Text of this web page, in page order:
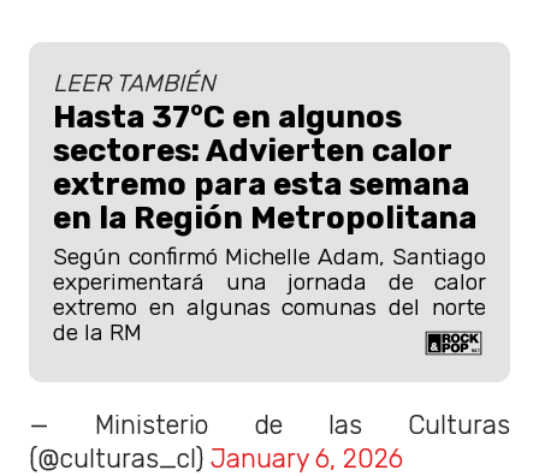
LEER TAMBIÉN
Hasta 37°C en algunos
sectores: Advierten calor
extremo para esta semana
en la Región Metropolitana
Según confirmó Michelle Adam, Santiago
experimentará una jornada de calor
extremo en algunas comunas del norte
de la RM
— Ministerio de las Culturas
(@culturas_cl) January 6, 2026